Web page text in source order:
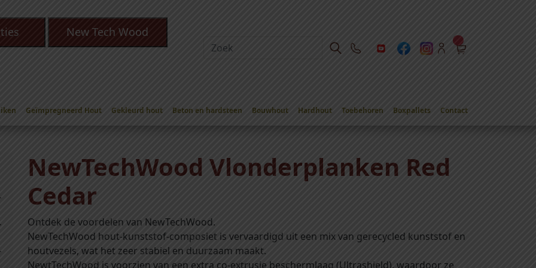
New Tech Wood
Geïmpregneerd Hout Gekleurd hout Beton en hardsteen Bouwhout Hardhout Toebehoren Boxpallets Contact
Dekdelen/
NewTechWood Vlonderplanken/Dekdelen Red Cedar
NewTechWood Vlonderplanken Red
Cedar
Ontdek de voordelen van NewTechWood.
NewTechWood hout-kunststof-composiet is vervaardigd uit een mix van gerecycled kunststof en
houtvezels, wat het zeer stabiel en duurzaam maakt.
NewtTechWood is voorzien van een extra co-extrusie beschermlaag (Ultrashield), waardoor ze